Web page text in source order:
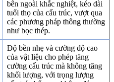
bên ngoài khắc nghiệt, kéo dài
tuổi thọ của cấu trúc, vượt qua
các phương pháp thông thường
như bọc thép.
Độ bền nhẹ và cường độ cao
của vật liệu cho phép tăng
cường cấu trúc mà không tăng
khối lượng, với trọng lượng